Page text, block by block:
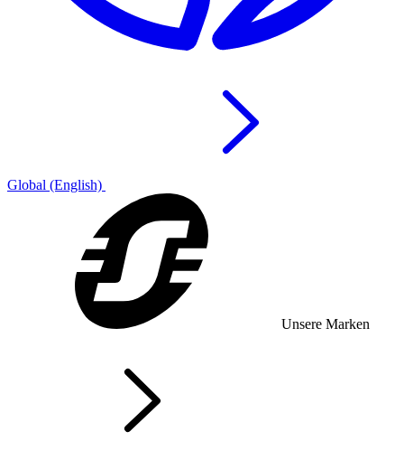
Global (English)
Unsere Marken